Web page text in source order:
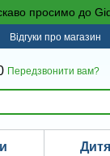
просимо до
Відгуки про магазин
Передзвонити вам?